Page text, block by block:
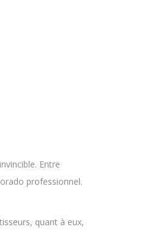
Entre
professionnel.
quant à eux,